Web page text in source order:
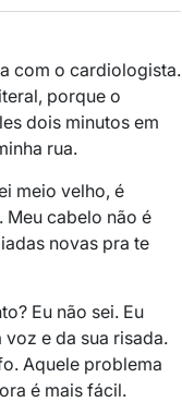
com o cardiologista.
porque o
dois minutos em
rua.
meio velho, é
Meu cabelo não é
novas pra te
Eu não sei. Eu
e da sua risada.
Aquele problema
é mais fácil.